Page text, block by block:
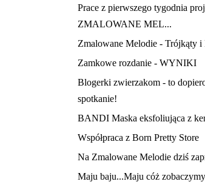
Prace z pierwszego tygodnia
ZMALOWANE MEL...
Zmalowane Melodie - Trójkąty
Zamkowe rozdanie - WYNIKI
Blogerki zwierzakom - to
spotkanie!
BANDI Maska eksfoliująca z
Współpraca z Born Pretty Store
Na Zmalowane Melodie dziś
Maju baju...Maju cóż